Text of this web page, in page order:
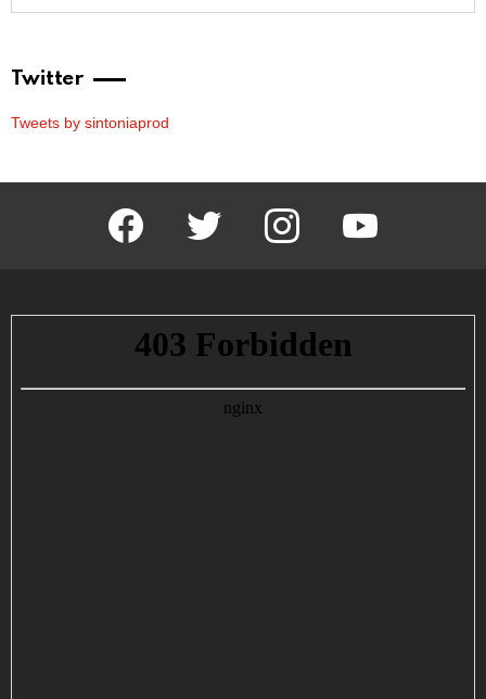
Twitter
Tweets by sintoniaprod
facebook twitter instagram